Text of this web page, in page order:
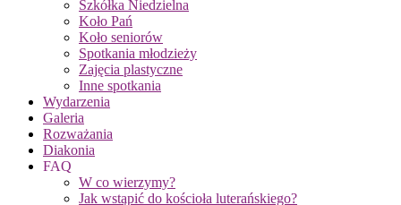
Szkółka Niedzielna
Koło Pań
Koło seniorów
Spotkania młodzieży
Zajęcia plastyczne
Inne spotkania
Wydarzenia
Galeria
Rozważania
Diakonia
FAQ
W co wierzymy?
Jak wstąpić do kościoła luterańskiego?